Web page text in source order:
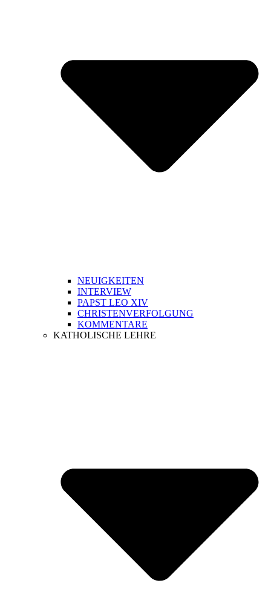
NEUIGKEITEN
INTERVIEW
PAPST LEO XIV
CHRISTENVERFOLGUNG
KOMMENTARE
KATHOLISCHE LEHRE